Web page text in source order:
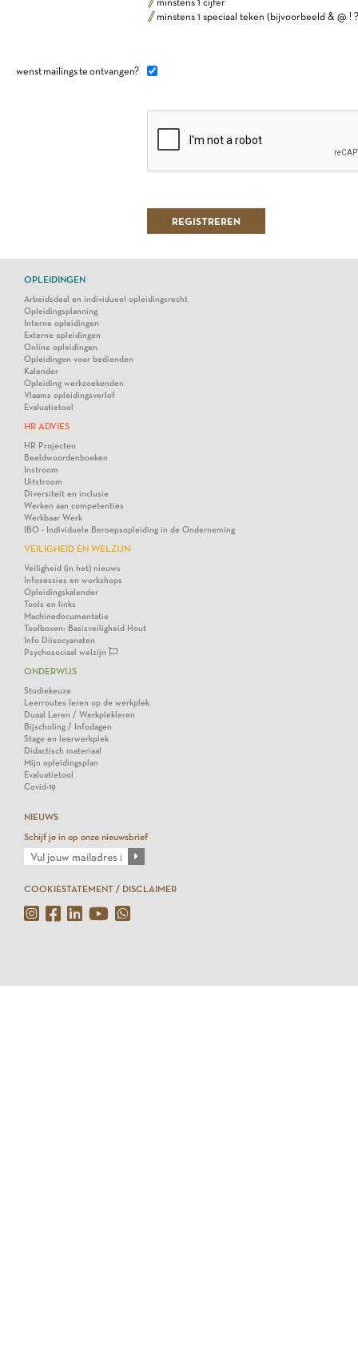
minstens 1 speciaal teken (bijvoorbeeld & @ !
wenst mailings te ontvangen?
OPLEIDINGEN
Arbeidsdeal en individueel opleidingsrecht
Opleidingsplanning
Interne opleidingen
Externe opleidingen
Online opleidingen
Opleidingen voor bedienden
Kalender
Opleiding werkzoekenden
Vlaams opleidingsverlof
Evaluatietool
HR ADVIES
HR Projecten
Beeldwoordenboeken
Instroom
Uitstroom
Diversiteit en inclusie
Werken aan competenties
Werkbaar Werk
IBO - Individuele Beroepsopleiding in de Onderneming
VEILIGHEID EN WELZIJN
Veiligheid (in het) nieuws
Infosessies en workshops
Opleidingskalender
Tools en links
Machinedocumentatie
Toolboxen: Basisveiligheid Hout
Info Diisocyanaten
Psychosociaal welzijn
ONDERWIJS
Studiekeuze
Leerroutes leren op de werkplek
Duaal Leren / Werkplekleren
Bijscholing / Infodagen
Stage en leerwerkplek
Didactisch materiaal
Mijn opleidingsplan
Evaluatietool
Covid-19
NIEUWS
Schijf je in op onze nieuwsbrief
COOKIESTATEMENT / DISCLAIMER